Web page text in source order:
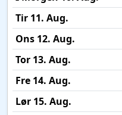
Tir 11. Aug.
Ons 12. Aug.
Tor 13. Aug.
Fre 14. Aug.
Lør 15. Aug.